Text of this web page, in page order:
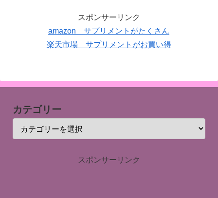
スポンサーリンク
amazon サプリメントがたくさん
楽天市場 サプリメントがお買い得
カテゴリー
スポンサーリンク